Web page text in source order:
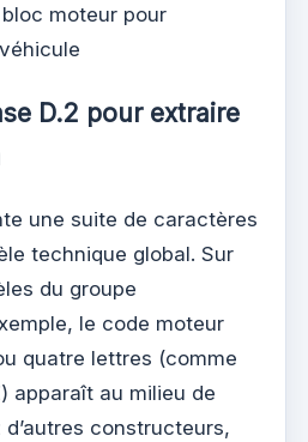
moteur pour
D.2 pour extraire
une suite de caractères
technique global. Sur
du groupe
le code moteur
quatre lettres (comme
apparaît au milieu de
constructeurs,